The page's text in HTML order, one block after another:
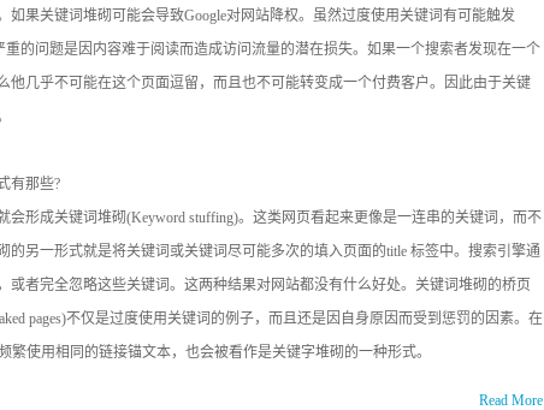
如果关键词堆砌可能会导致Google对网站降权。虽然过度使用关键词有可能触发
重的问题是因内容难于阅读而造成访问流量的潜在损失。如果一个搜索者发现在一个
他几乎不可能在这个页面逗留，而且也不可能转变成一个付费客户。因此由于关键
有那些?
会形成关键词堆砌(Keyword stuffing)。这类网页看起来更像是一连串的关键词，而不
的另一形式就是将关键词或关键词尽可能多次的填入页面的title 标签中。搜索引擎通
或者完全忽略这些关键词。这两种结果对网站都没有什么好处。关键词堆砌的桥页
pages)不仅是过度使用关键词的例子，而且还是因自身原因而受到惩罚的因素。在
繁使用相同的链接锚文本，也会被看作是关键字堆砌的一种形式。
Read More